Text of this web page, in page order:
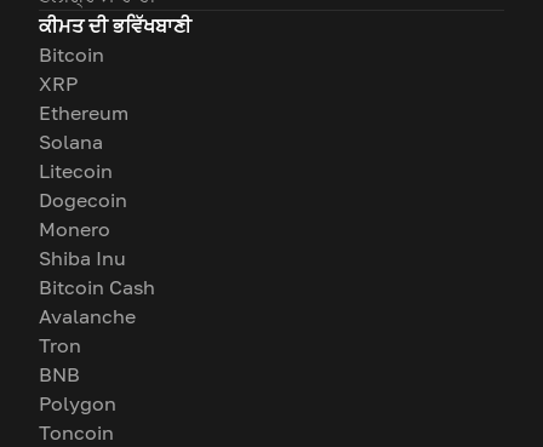
ਕੀਮਤ ਦੀ ਭਵਿੱਖਬਾਣੀ
Bitcoin
XRP
Ethereum
Solana
Litecoin
Dogecoin
Monero
Shiba Inu
Bitcoin Cash
Avalanche
Tron
BNB
Polygon
Toncoin